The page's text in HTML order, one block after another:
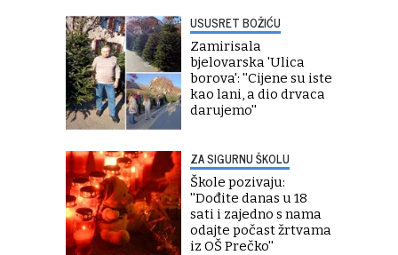
USUSRET BOŽIĆU
Zamirisala
bjelovarska 'Ulica
borova': ''Cijene su iste
kao lani, a dio drvaca
darujemo''
ZA SIGURNU ŠKOLU
Škole pozivaju:
''Dođite danas u 18
sati i zajedno s nama
odajte počast žrtvama
iz OŠ Prečko''